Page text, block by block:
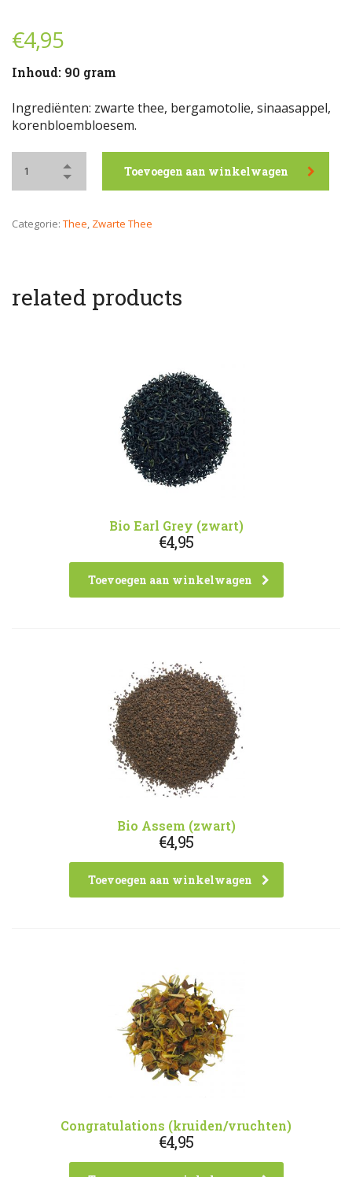
€4,95
Inhoud: 90 gram
Ingrediënten: zwarte thee, bergamotolie, sinaasappel,
korenbloembloesem.
Toevoegen aan winkelwagen
Categorie: Thee, Zwarte Thee
related products
Bio Earl Grey (zwart)
€4,95
Toevoegen aan winkelwagen
Bio Assem (zwart)
€4,95
Toevoegen aan winkelwagen
Congratulations (kruiden/vruchten)
€4,95